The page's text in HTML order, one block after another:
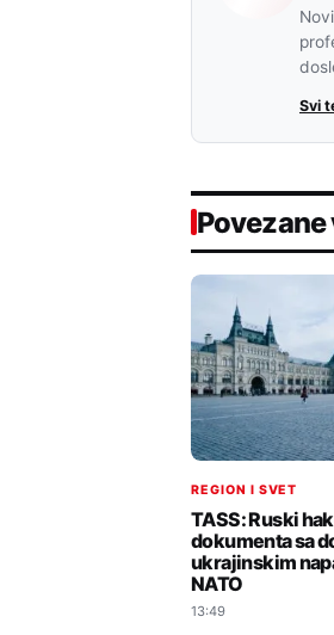
Svi
Povezane
REGION I SVET
TASS: Ruski
dokumenta sa
ukrajinskim
NATO
13:49